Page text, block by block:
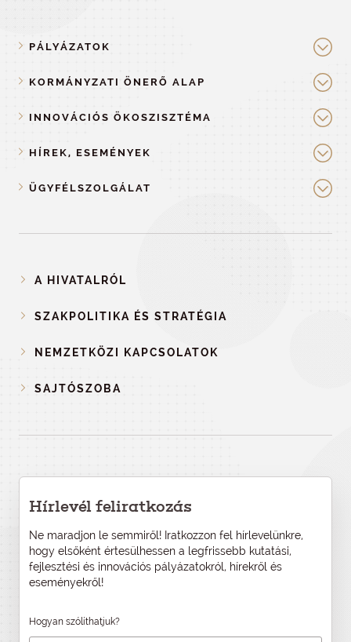
PÁLYÁZATOK
KORMÁNYZATI ÖNERŐ ALAP
INNOVÁCIÓS ÖKOSZISZTÉMA
HÍREK, ESEMÉNYEK
ÜGYFÉLSZOLGÁLAT
A HIVATALRÓL
SZAKPOLITIKA ÉS STRATÉGIA
NEMZETKÖZI KAPCSOLATOK
SAJTÓSZOBA
Hírlevél feliratkozás
Ne maradjon le semmiről! Iratkozzon fel hírlevelünkre,
hogy elsőként értesülhessen a legfrissebb kutatási,
fejlesztési és innovációs pályázatokról, hírekről és
eseményekről!
Hogyan szólíthatjuk?